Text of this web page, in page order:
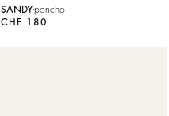
SANDYponcho
CHF 180